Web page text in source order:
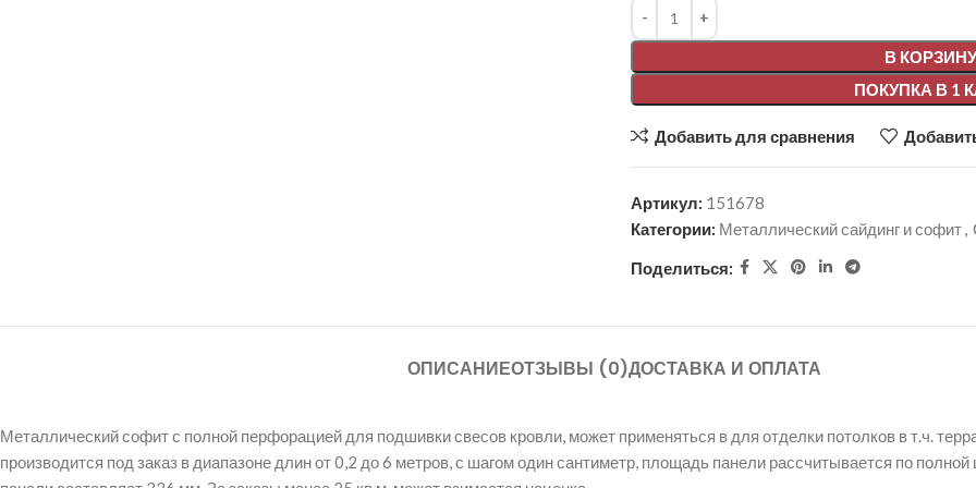
В КОРЗИНУ
ПОКУПКА В 1
Alternative:
Добавить для сравнения
Артикул: 151678
Категории: Металлический сайдинг и софит,
Поделиться:
ОПИСАНИЕОТЗЫВЫ (0)ДОСТАВКА И ОПЛАТА
Металлический софит с полной перфорацией для подшивки свесов кровли, может применяться в для отделки потолков в т.ч.
производится под заказ в диапазоне длин от 0,2 до 6 метров, с шагом один сантиметр, площадь панели рассчитывается по